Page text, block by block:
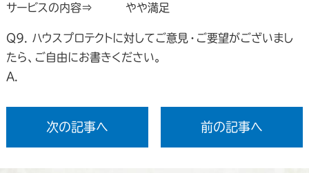
サービスの内容⇒ やや満足
Q9. ハウスプロテクトに対してご意見・ご要望がございまし
たら、ご自由にお書きください。
A.
次の記事へ 前の記事へ